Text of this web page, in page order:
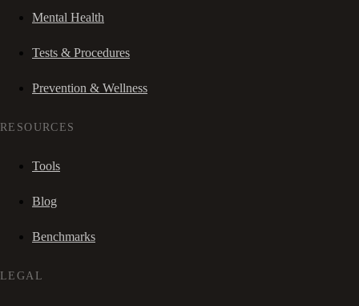
Mental Health
Tests & Procedures
Prevention & Wellness
RESOURCES
Tools
Blog
Benchmarks
LEGAL